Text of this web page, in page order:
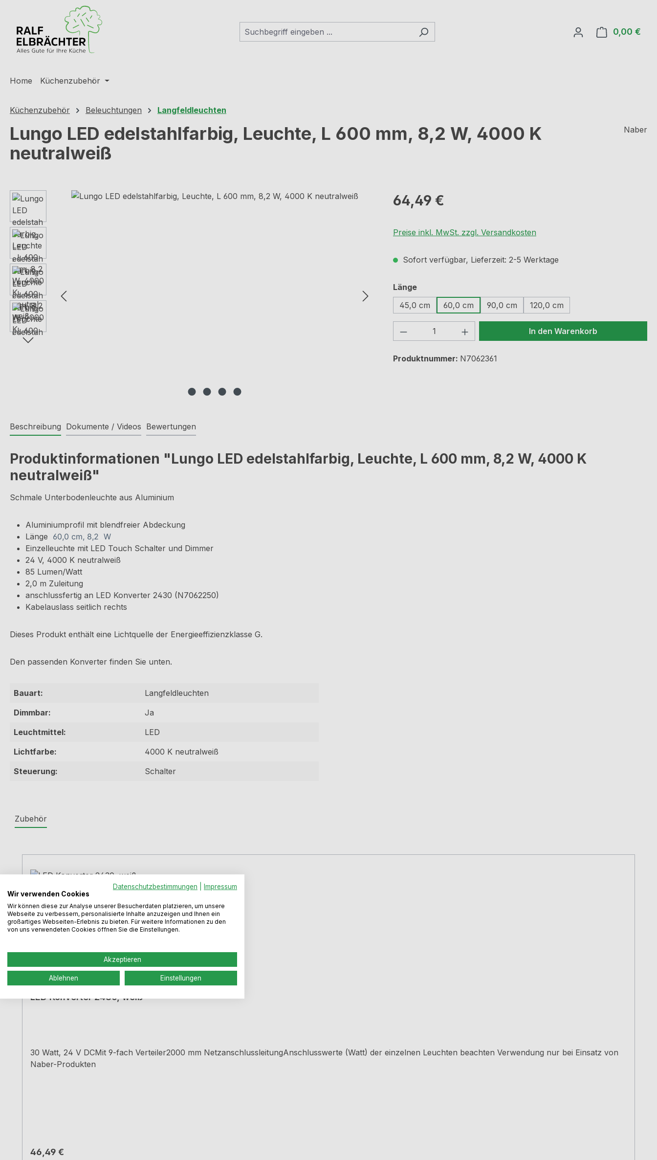
Hauptinhalt springen
Zur Suche springen
Zur Hauptnavigation springen
0,00 €
Home Küchenzubehör
Küchenzubehör Beleuchtungen Langfeldleuchten
Lungo LED edelstahlfarbig, Leuchte, L 600 mm, 8,2 W, 4000 K
neutralweiß
Naber
Bildergalerie überspringen Regulärer Preis:
64,49 €
Preise inkl. MwSt. zzgl. Versandkosten
Sofort verfügbar, Lieferzeit: 2-5 Werktage
Längeauswählen
45,0 cm
60,0 cm 90,0 cm 120,0 cm
Produkt Anzahl: Gib den gewünschten Wert
In den Warenkorb
Produktnummer: N7062361
Beschreibung Dokumente / Videos Bewertungen
Produktinformationen "Lungo LED edelstahlfarbig, Leuchte, L 600 mm, 8,2 W, 4000 K
neutralweiß"
Schmale Unterbodenleuchte aus Aluminium
Aluminiumprofil mit blendfreier Abdeckung
Länge 60,0 cm, 8,2 W
Einzelleuchte mit LED Touch Schalter und Dimmer
24 V, 4000 K neutralweiß
85 Lumen/Watt
2,0 m Zuleitung
anschlussfertig an LED Konverter 2430 (N7062250)
Kabelauslass seitlich rechts
Dieses Produkt enthält eine Lichtquelle der Energieeffizienzklasse G.
Den passenden Konverter finden Sie unten.
Bauart:
Langfeldleuchten
Dimmbar:
Ja
Leuchtmittel:
LED
Lichtfarbe:
4000 K neutralweiß
Steuerung:
Schalter
Zubehör
LED Konverter 2430, weiß
30 Watt, 24 V DCMit 9-fach Verteiler2000 mm NetzanschlussleitungAnschlusswerte (Watt) der einzelnen Leuchten beachten Verwendung nur bei Einsatz von
Naber-Produkten
Regulärer Preis:
46,49 €
Datenschutzbestimmungen
Impressum
Wir verwenden Cookies
Wir können diese zur Analyse unserer Besucherdaten platzieren, um unsere
Webseite zu verbessern, personalisierte Inhalte anzuzeigen und Ihnen ein
großartiges Webseiten-Erlebnis zu bieten. Für weitere Informationen zu den
von uns verwendeten Cookies öffnen Sie die Einstellungen.
Akzeptieren
Ablehnen Einstellungen